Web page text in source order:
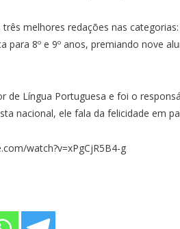
melhores redações nas
para 8º e 9º anos, premiando nove
de Língua Portuguesa e foi o
nacional, ele fala da felicidade em
watch?v=xPgCjR5B4-g